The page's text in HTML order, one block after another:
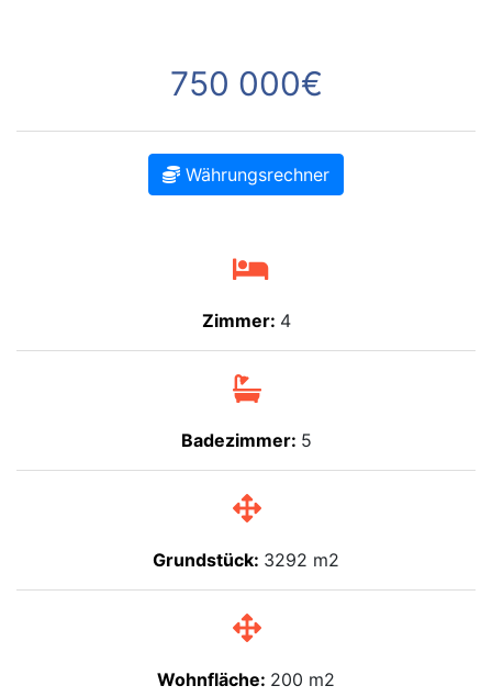
750 000€
Währungsrechner
Zimmer: 4
Badezimmer: 5
Grundstück: 3292 m2
Wohnfläche: 200 m2